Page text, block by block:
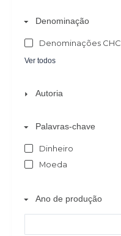
Denominação
Denominações CHC
Ver todos
Autoria
Palavras-chave
Dinheiro
Moeda
Ano de produção